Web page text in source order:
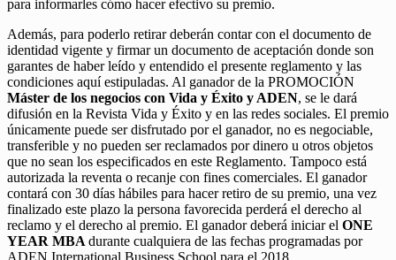
para informarles cómo hacer efectivo su premio.
Además, para poderlo retirar deberán contar con el documento de
identidad vigente y firmar un documento de aceptación donde son
garantes de haber leído y entendido el presente reglamento y las
condiciones aquí estipuladas. Al ganador de la PROMOCIÓN
Máster de los negocios con Vida y Éxito y ADEN, se le dará
difusión en la Revista Vida y Éxito y en las redes sociales. El premio
únicamente puede ser disfrutado por el ganador, no es negociable,
transferible y no pueden ser reclamados por dinero u otros objetos
que no sean los especificados en este Reglamento. Tampoco está
autorizada la reventa o recanje con fines comerciales. El ganador
contará con 30 días hábiles para hacer retiro de su premio, una vez
finalizado este plazo la persona favorecida perderá el derecho al
reclamo y el derecho al premio. El ganador deberá iniciar el ONE
YEAR MBA durante cualquiera de las fechas programadas por
ADEN International Business School para el 2018.